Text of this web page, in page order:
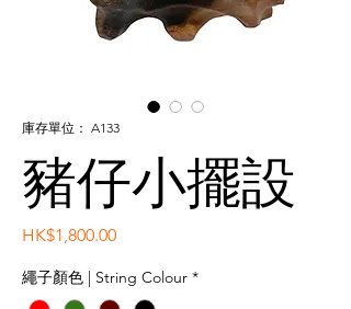
庫存單位： A133
豬仔小擺設
HK$1,800.00價
繩子顏色 | String Colour *